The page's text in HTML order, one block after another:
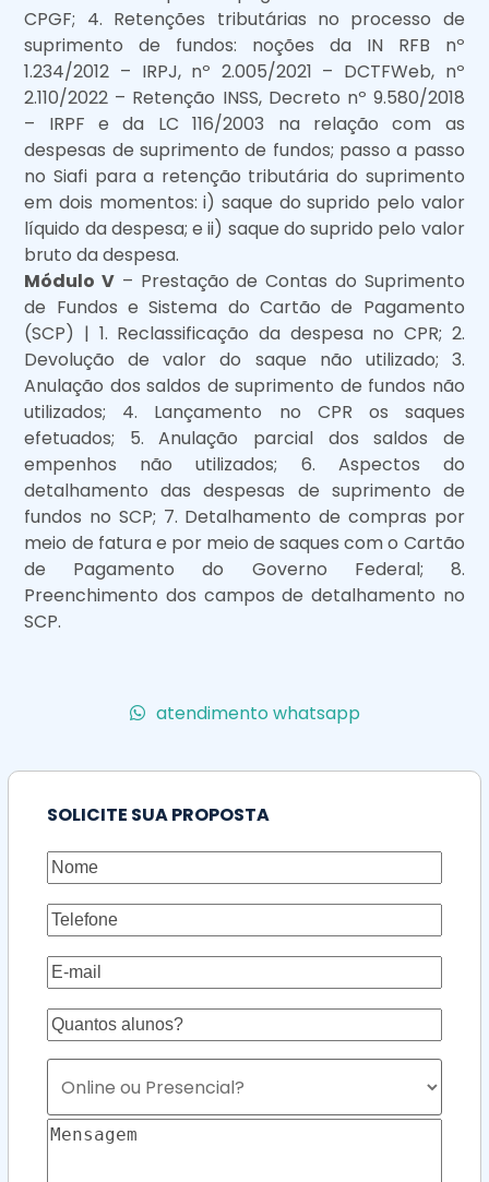
CPGF; 4. Retenções tributárias no processo de
suprimento de fundos: noções da IN RFB nº
1.234/2012 – IRPJ, nº 2.005/2021 – DCTFWeb, nº
2.110/2022 – Retenção INSS, Decreto nº 9.580/2018
– IRPF e da LC 116/2003 na relação com as
despesas de suprimento de fundos; passo a passo
no Siafi para a retenção tributária do suprimento
em dois momentos: i) saque do suprido pelo valor
líquido da despesa; e ii) saque do suprido pelo valor
bruto da despesa.
Módulo V – Prestação de Contas do Suprimento
de Fundos e Sistema do Cartão de Pagamento
(SCP) | 1. Reclassificação da despesa no CPR; 2.
Devolução de valor do saque não utilizado; 3.
Anulação dos saldos de suprimento de fundos não
utilizados; 4. Lançamento no CPR os saques
efetuados; 5. Anulação parcial dos saldos de
empenhos não utilizados; 6. Aspectos do
detalhamento das despesas de suprimento de
fundos no SCP; 7. Detalhamento de compras por
meio de fatura e por meio de saques com o Cartão
de Pagamento do Governo Federal; 8.
Preenchimento dos campos de detalhamento no
SCP.
atendimento whatsapp
SOLICITE SUA PROPOSTA